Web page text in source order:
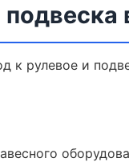
подвеска
к рулевое и